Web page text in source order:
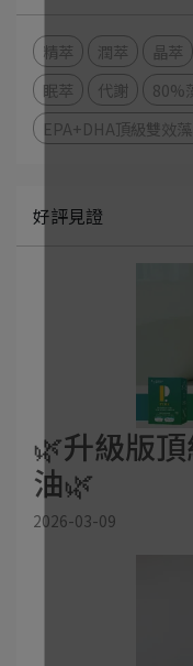
精萃 潤萃 晶萃
眠萃
代謝 80%
EPA+DHA頂級雙效
好評見證
🌿升級版
油🌿
2026-03-09